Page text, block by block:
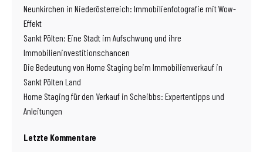
Neunkirchen in Niederösterreich: Immobilienfotografie mit Wow-
Effekt
Sankt Pölten: Eine Stadt im Aufschwung und ihre
Immobilieninvestitionschancen
Die Bedeutung von Home Staging beim Immobilienverkauf in
Sankt Pölten Land
Home Staging für den Verkauf in Scheibbs: Expertentipps und
Anleitungen
Letzte Kommentare